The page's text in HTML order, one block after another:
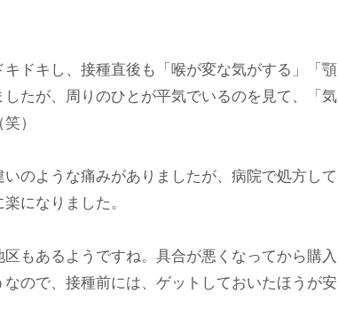
ドキし、接種直後も「喉が変な気がする」「顎
たが、周りのひとが平気でいるのを見て、「気
）
のような痛みがありましたが、病院で処方して
になりました。
もあるようですね。具合が悪くなってから購入
ので、接種前には、ゲットしておいたほうが安